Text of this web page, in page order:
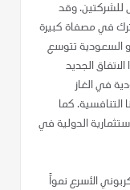
للشركتين. وقد
في مصفاة كبيرة
السعودية تتوسع
الجديد
في الغاز
التنافسية. كما
الدولية في
الأسرع نمواً